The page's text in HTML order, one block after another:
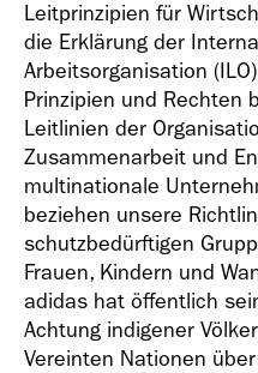
2019
2018
Leitprinzipien für
die Erklärung der
Arbeitsorganisation
Prinzipien und Rechten
Leitlinien der
Zusammenarbeit und
multinationale
beziehen unsere
schutzbedürftigen
Frauen, Kindern und
adidas hat öffentlich
Achtung indigener
Vereinten Nationen